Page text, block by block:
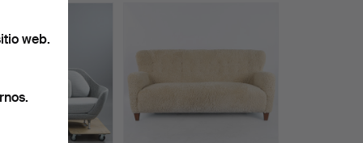
web.